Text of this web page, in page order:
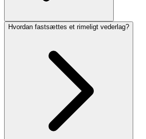
Hvordan fastsættes et rimeligt vederlag?